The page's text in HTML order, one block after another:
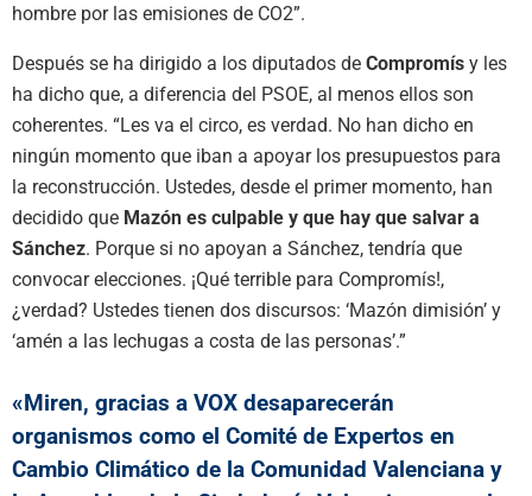
hombre por las emisiones de CO2”.
Después se ha dirigido a los diputados de Compromís y les
ha dicho que, a diferencia del PSOE, al menos ellos son
coherentes. “Les va el circo, es verdad. No han dicho en
ningún momento que iban a apoyar los presupuestos para
la reconstrucción. Ustedes, desde el primer momento, han
decidido que Mazón es culpable y que hay que salvar a
Sánchez. Porque si no apoyan a Sánchez, tendría que
convocar elecciones. ¡Qué terrible para Compromís!,
¿verdad? Ustedes tienen dos discursos: ‘Mazón dimisión’ y
‘amén a las lechugas a costa de las personas’.”
«Miren, gracias a VOX desaparecerán
organismos como el Comité de Expertos en
Cambio Climático de la Comunidad Valenciana y